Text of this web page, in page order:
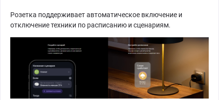
Розетка поддерживает автоматическое включение и
отключение техники по расписанию и сценариям.